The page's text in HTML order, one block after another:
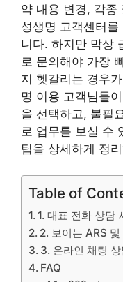
약 내용 변경, 각종
성생명 고객센터
니다. 하지만 막상
로 문의해야 가장
지 헷갈리는 경우
명 이용 고객님들
을 선택하고, 불필
로 업무를 보실 수
팁을 상세하게 정
Table of
1. 대표 전화 상담
2. 보이는 ARS 및
3. 온라인 채팅
FAQ